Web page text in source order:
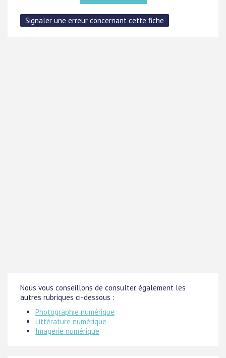
Nous vous conseillons de consulter également les
autres rubriques ci-dessous :
Photographie numérique
Littérature numérique
Imagerie numérique